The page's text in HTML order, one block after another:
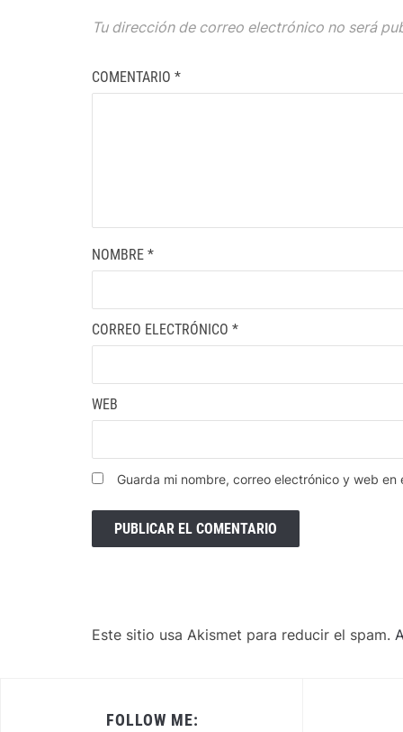
Tu dirección de correo electrónico no será
COMENTARIO *
NOMBRE *
CORREO ELECTRÓNICO *
WEB
Guarda mi nombre, correo electrónico y web
Este sitio usa Akismet para reducir el spam.
FOLLOW ME: